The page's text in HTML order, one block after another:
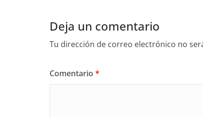
Deja un comentario
Tu dirección de correo electrónico no
Comentario *